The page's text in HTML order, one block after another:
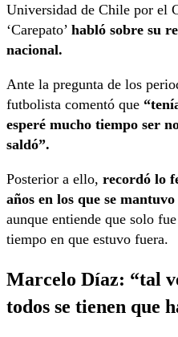
Universidad de Chile por el
‘Carepato’ habló sobre su
nacional.
Ante la pregunta de los
futbolista comentó que
esperé mucho tiempo ser
saldó”.
Posterior a ello, recordó lo
años en los que se
aunque entiende que solo
tiempo en que estuvo fuera.
Marcelo Díaz: “tal
todos se tienen que